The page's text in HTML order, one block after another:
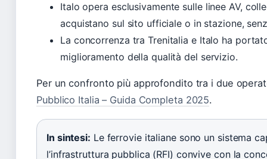
Italo opera esclusivamente sulle linee AV,
acquistano sul sito ufficiale o in stazione,
La concorrenza tra Trenitalia e Italo ha
miglioramento della qualità del servizio.
Per un confronto più approfondito tra i due
Pubblico Italia – Guida Completa 2025.
In sintesi: Le ferrovie italiane sono un sistema
l’infrastruttura pubblica (RFI) convive con la